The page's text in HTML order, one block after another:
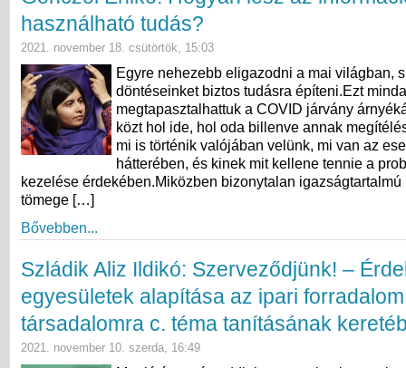
használható tudás?
2021. november 18. csütörtök, 15:03
Egyre nehezebb eligazodni a mai világban,
döntéseinket biztos tudásra építeni.Ezt
megtapasztalhattuk a COVID járvány
közt hol ide, hol oda billenve annak
mi is történik valójában velünk, mi van az
hátterében, és kinek mit kellene tennie a
kezelése érdekében.Miközben bizonytalan igazságtartalmú
tömege […]
Bővebben...
Szládik Aliz Ildikó: Szerveződjünk! –
egyesületek alapítása az ipari
társadalomra c. téma tanításának
2021. november 10. szerda, 16:49